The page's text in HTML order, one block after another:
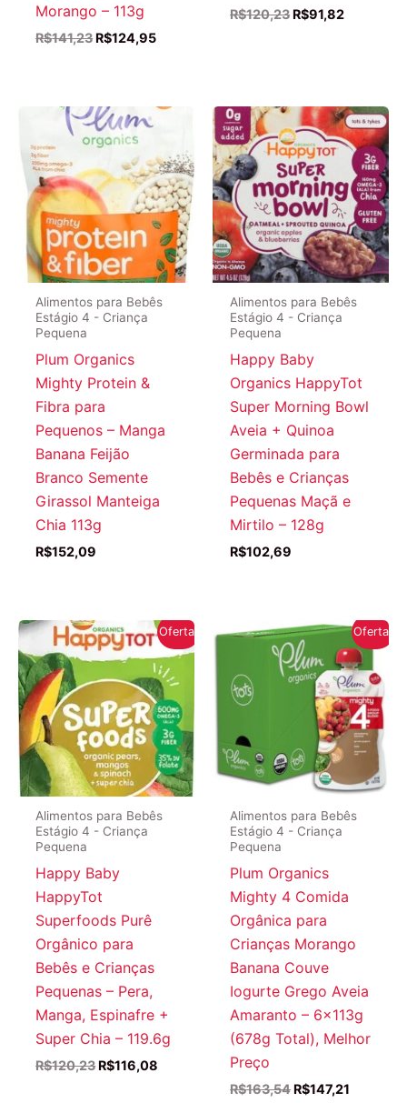
Morango – 113g
R$141,23 O
R$124,95O
R$120,23 O
R$91,82O
Alimentos para Bebês
Estágio 4 - Criança
Pequena
Plum Organics
Mighty Protein &
Fibra para
Pequenos – Manga
Banana Feijão
Branco Semente
Girassol Manteiga
Chia 113g
R$152,09
Alimentos para Bebês
Estágio 4 - Criança
Pequena
Happy Baby
Organics HappyTot
Super Morning Bowl
Aveia + Quinoa
Germinada para
Bebês e Crianças
Pequenas Maçã e
Mirtilo – 128g
R$102,69
Oferta!
Alimentos para Bebês
Estágio 4 - Criança
Pequena
Happy Baby
HappyTot
Superfoods Purê
Orgânico para
Bebês e Crianças
Pequenas – Pera,
Manga, Espinafre +
Super Chia – 119.6g
R$120,23 O
R$116,08
Oferta!
Alimentos para Bebês
Estágio 4 - Criança
Pequena
Plum Organics
Mighty 4 Comida
Orgânica para
Crianças Morango
Banana Couve
Iogurte Grego Aveia
Amaranto – 6x113g
(678g Total), Melhor
Preço
R$163,54 O
R$147,21